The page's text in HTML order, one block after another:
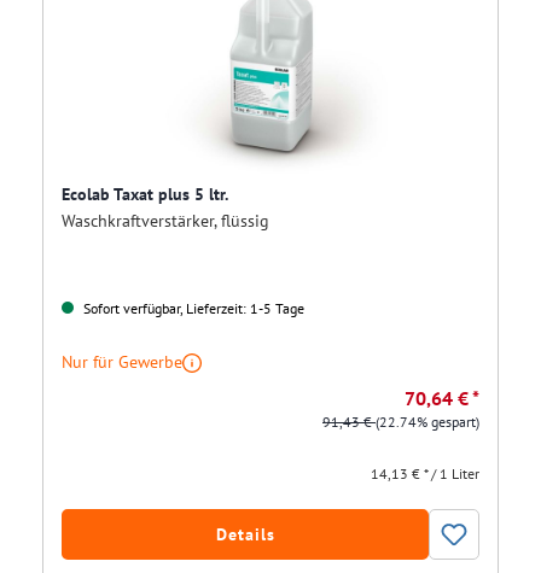
Ecolab Taxat plus 5 ltr.
Waschkraftverstärker, flüssig
Sofort verfügbar, Lieferzeit: 1-5 Tage
Nur für Gewerbe
70,64 € *
91,43 €(22.74% gespart)
14,13 € * / 1 Liter
Details